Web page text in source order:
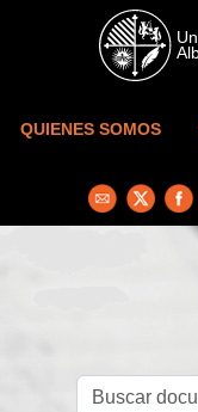
Skip to main content
QUIENES SOMOS